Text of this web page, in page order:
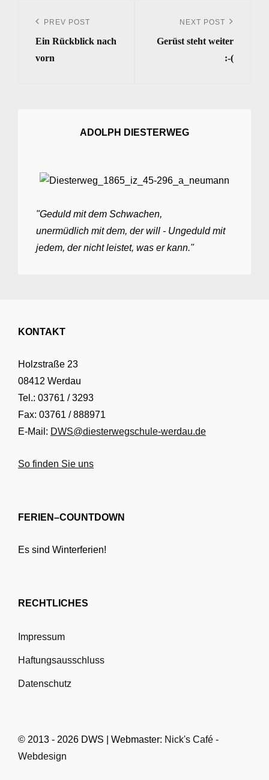
Navigation
Previous
Post
PREV POST
Ein Rückblick nach
vorn
Post
NEXT POST
Gerüst steht weiter
:-(
ADOLPH DIESTERWEG
"Geduld mit dem Schwachen,
unermüdlich mit dem, der will - Ungeduld mit
jedem, der nicht leistet, was er kann."
KONTAKT
Holzstraße 23
08412 Werdau
Tel.: 03761 / 3293
Fax: 03761 / 888971
E-Mail: DWS@diesterwegschule-werdau.de
So finden Sie uns
FERIEN–COUNTDOWN
Es sind Winterferien!
RECHTLICHES
Impressum
Haftungsausschluss
Datenschutz
© 2013 - 2026 DWS | Webmaster: Nick's Café -
Webdesign